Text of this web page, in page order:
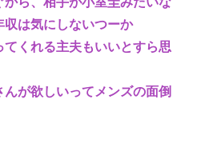
は気にしないつーか
くれる主夫もいいとすら思
が欲しいってメンズの面倒